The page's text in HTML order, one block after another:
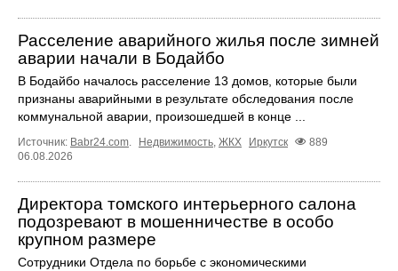
Расселение аварийного жилья после зимней
аварии начали в Бодайбо
В Бодайбо началось расселение 13 домов, которые были
признаны аварийными в результате обследования после
коммунальной аварии, произошедшей в конце ...
Источник: Babr24.com. Недвижимость, ЖКХ Иркутск
889
06.08.2026
Директора томского интерьерного салона
подозревают в мошенничестве в особо
крупном размере
Сотрудники Отдела по борьбе с экономическими